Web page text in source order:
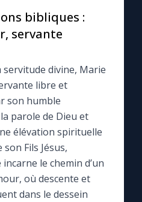
bibliques :
servante
servitude divine, Marie
libre et
son humble
parole de Dieu et
élévation spirituelle
son Fils Jésus,
le chemin d’un
où descente et
dans le dessein